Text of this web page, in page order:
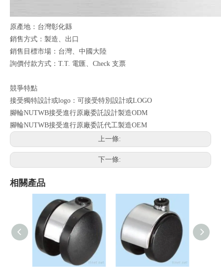
原產地：台灣彰化縣
銷售方式：製造、出口
銷售目標市場：台灣、中國大陸
詢價付款方式：T.T. 電匯、Check 支票
競爭特點
接受獨特設計或logo：可接受特別設計或LOGO
腳輪NUTWB接受進行原廠委託設計製造ODM
腳輪NUTWB接受進行原廠委託代工製造OEM
上一條:
下一條:
相關產品